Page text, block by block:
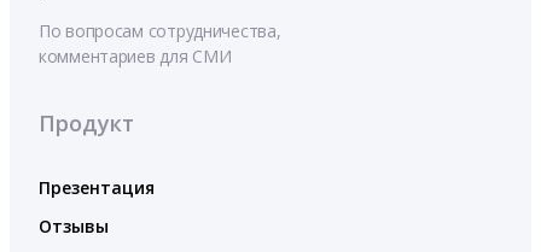
По вопросам сотрудничества,
комментариев для СМИ
Продукт
Презентация
Отзывы